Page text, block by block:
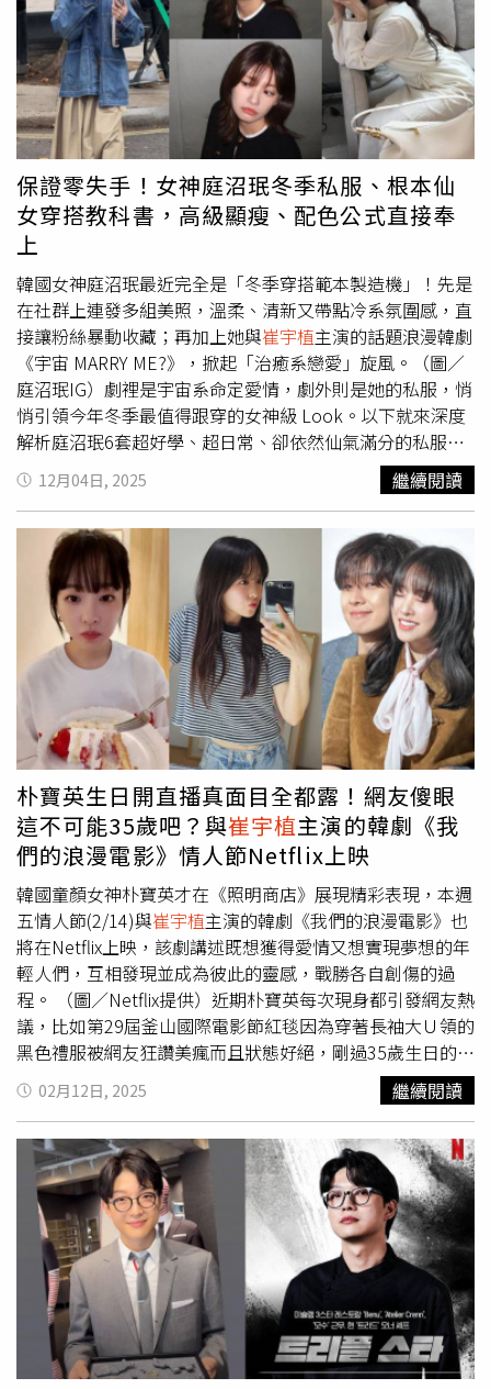
急」，未來五年將是事業發展的關鍵期，累積實力、長線布
局，成果一定會慢慢浮現。推薦：《韓國製造》、《灌籃高
手 THE FIRST SLAM DUNK》。《韓國製造》：在這部由
「叔系男神」玄彬、鄭雨盛領銜主演的犯罪驚悚劇中，玄彬
身為中央情報部的課長，卻深知要站上最高位才能保護自己
與家人，他前期隱忍上司的打壓與不信任，明知有人要陷害
自己仍將計就計，默默累積人脈與資源，找準時機反將一
軍，12月24日鎖定Disney+ 看玄彬究竟如何爬上權力頂峰，
理解放長線釣大魚、有長遠的眼光才能在職場上爬得高的真
諦！《灌籃高手 THE FIRST SLAM DUNK》：橫掃4.5億票
房的超熱血動畫電影相信大家都不陌生！本次將鏡頭對準身
高168公分的控球後衛宮城良田，背負著與過世兄長相同的
夢想「籃球」努力前行，他沒有先天優勢、沒有主角光環，
卻拚盡全力努力，終於在關鍵的山王工業決戰迎來屬於自己
的舞台，看完絕對會給帶你在職場上繼續耕耘、等待時機的
動力。《灌籃高手 THE FIRST SLAM DUNK》以宮城良田為
主角，以自身的優勢還是能迎來屬於自己的高光時刻。（圖
／Disney+提供）卡牌B：關聖帝君——「選擇性耳聾」才是
你的職場生存之道選擇這張牌的人，多半最近心容易被他人
的言語、猜測與情緒影響，因此關聖帝君提醒你「心要清
明，別被雜音帶走」，懂得明辨是非、專注事實，只聽取忠
言，忽略無意義的批評，才能穩健前行。推薦：《暴風
圈》、《揭密最前線》《暴風圈》：學習如何在亂世中識人
也是重要的職場生存之道，諜報韓劇《暴風圈》中主角全智
賢身處政治暴風圈中心，她為了找出丈夫被謀殺的真相、以
及拯救國家的人民，面對不看好與陷害仍堅持參選總統，全
智賢只信任該信任的人、做該做的事，面對他人質疑總是冷
靜應對，從不過度解釋、只用行動證明，看完你會懂「辨別
真假比討好所有人重要」，即使在職場上也可以成為像全智
賢一般的大女主。《揭密最前線》：改編自真實事件的韓國
新聞劇，金憓秀、鄭星一做為新聞節目「Trigger」團隊成
員，他們不惜深入邪教陣營、即使被槍抵著腦袋也毫不退
縮，面對「只是做個節目，有必要這樣嗎?」的輿論，仍明
辨是非、揭發弊案，看完你絕對會被「Trigger」小組勇往直
前的魄力折服，理解「真正的專業不需要向雜音解釋」。
《暴風圈》開釋辨別真假比取悅所有人重要，也能成為全智
賢般的大女主。（圖／Disney+提供）卡牌C：中壇元帥
（三太子）——「拒絕內耗」才能把握機會2026最大的敵人
是自己的拖延症，抽到這張牌的人，可能面臨難做決定、或
太執著於自己的想法的狀態。職場中拖延比錯誤更可怕，若
經常過度猶豫，擔心得罪人或做錯事，反而會讓小問題變
大、錯失好機會，放下成見做出決定，在事業上才會有所突
破。推薦：《狂醫魔徒》、《宇宙MARRY ME?》《狂醫魔
徒》：拿下IMDb 8.1好評的醫療驚悚劇《狂醫魔徒》由朴恩
斌、薛景求飾演相愛相殺的天才師徒，朴恩斌從醫學院學生
時期總是毫不猶豫的爭取機會、到長大後面對挑釁自己的人
原地發瘋，比起解決問題，她直接手起刀落解決「有問題的
人」。朴恩斌從不屈服、清楚知道自己想要什麼，「瘋批演
技」不但掀起追劇狂潮、更讓她奪下全球OTT大獎的最佳女
主角，當你看完朴恩斌的演出，必能理解職場上拒絕內耗、
當機立斷的形象比起優柔寡斷更能生存。《宇宙MARRY
ME?》：口碑收視雙收的愛情喜劇，講述崔宇植、庭沼珉
保證零失手！女神庭沼珉冬季私服、根本仙
女穿搭教科書，高級顯瘦、配色公式直接奉
上
韓國女神庭沼珉最近完全是「冬季穿搭範本製造機」！先是
在社群上連發多組美照，溫柔、清新又帶點冷系氛圍感，直
接讓粉絲暴動收藏；再加上她與崔宇植主演的話題浪漫韓劇
《宇宙 MARRY ME?》，掀起「治癒系戀愛」旋風。（圖／
庭沼珉IG）劇裡是宇宙系命定愛情，劇外則是她的私服，悄
悄引領今年冬季最值得跟穿的女神級 Look。以下就來深度
解析庭沼珉6套超好學、超日常、卻依然仙氣滿分的私服穿
搭，每套都是直接複製穿上的時髦教科書！（圖／庭沼珉
IG）庭沼珉私服穿搭：深藍牛仔外套ｘ駝色百褶裙、清新文
青系甜度這套非常「庭沼珉」的穿搭，自然、乾淨又帶點文
青氣質。深藍牛仔寬鬆外套讓上半身看起來輕鬆自在，搭上
駝色百褶長裙則瞬間拉出氣質流動感。深藍＋駝色是永不失
誤的溫柔配色，特別適合週末出遊或咖啡廳約會，輕鬆把”
好感度”穿上身。（圖／庭沼珉IG）庭沼珉私服穿搭：深咖
皮衣ｘ藍襯衫ｘ駝色裙、韓系簡約大人感這套讓庭沼珉迷人
小爆擊！短版皮衣讓比例大幅拉長，藍色襯衫 增添清新質
感，再以同款駝色百褶裙 收尾，整體是韓妞最愛的乾淨大
人味。這種配法非常適合上班或正式場合，氣質專業卻仍保
有溫柔度。（圖／庭沼珉IG）庭沼珉私服穿搭：灰色毛絨外
套ｘ黑裙，冬季軟萌系穿搭公式庭沼珉的柔和魅力完全在這
套展現。灰色毛絨外套是冬天的氛圍神器，搭上淺藍針織上
衣，清爽又不失溫度。黑色中長裙幫整體穩定視覺重量，讓
整套不會太粉嫩太甜，呈現剛剛好的溫柔混搭。想要看起來
又暖又乖，這套照抄就成功。（圖／庭沼珉IG）庭沼珉私服
穿搭：白洋裝ｘ綁帶針織背心ｘ咖啡球鞋，戀愛劇女主角本
人這套根本是從《宇宙 MARRY ME?》走出來的！庭沼珉以
全白洋裝搭配綁腰帶針織背心，整個人像發光一樣清新乾
淨。重點在咖啡色球鞋，既能中和白色的仙氣，又讓穿搭更
日常、更休閒。（圖／庭沼珉IG）庭沼珉私服穿搭：摩卡慕
斯針織上衣ｘ同色裙，2025最紅配色一次到位
Pantone 2025年度代表色-摩卡慕斯，而庭沼珉直接示範最
溫柔的風格！同色系穿搭永遠比單色更高級，針織上衣＋針
織裙讓線條柔軟又顯瘦，尤其適合冬天拍照，因為這套顯白
效果驚人！如果想看起來氣質、暖、又低調奢華，這組配色
絕對要學起來。（圖／庭沼珉IG）庭沼珉私服穿搭：墨綠色
羽絨大衣，不顯胖的關鍵在「綁帶」庭沼珉這套墨綠色羽絨
大衣，完全示範「羽絨外套怎麼穿不膨脹」！關鍵就是 風
衣領＋腰間綁帶，創造腰線讓視覺直接少5公斤。再加上墨
綠色本身就有高級沉穩感，是冬天非常耐看又抗髒的完美
色。（圖／庭沼珉IG）女神庭沼珉私服穿搭說難不難、說簡
單卻又有巧思～善用大地色、白色、墨綠等高級日常色，透
過外套版型＆腰線創造好比例，再搭配針織、雪紡、毛絨材
12月04日, 2025 繼續閱讀
朴寶英生日開直播真面目全都露！網友傻眼
這不可能35歲吧？與崔宇植主演的韓劇《我
們的浪漫電影》情人節Netflix上映
韓國童顏女神朴寶英才在《照明商店》展現精彩表現，本週
五情人節(2/14)與崔宇植主演的韓劇《我們的浪漫電影》也
將在Netflix上映，該劇講述既想獲得愛情又想實現夢想的年
輕人們，互相發現並成為彼此的靈感，戰勝各自創傷的過
程。 （圖／Netflix提供）近期朴寶英每次現身都引發網友熱
議，比如第29屆釜山國際電影節紅毯因為穿著長袖大Ｕ領的
黑色禮服被網友狂讚美瘋而且狀態好絕，剛過35歲生日的朴
寶英應該要推出一本維持不老童顏教科書吧！（圖／取自
boyoung0212_official IG）帶人總是親切可愛的朴寶英是2
月12日生日，在生日前夕她於Weverse平台開直播與粉絲暢
聊，鏡頭前的朴寶英齊劉海＋白踢恤看起來根本就像是青春
大學生，絲毫不見35歲的疲憊狀態，網友也直誇她漂亮可愛
根本不像是35歲生日比較像是15歲，言談中盡是對偶像的
喜愛，朴寶英也提到自己是很有福氣的人，告訴粉絲最近練
習給自己擁抱，大家都抱一抱自己，告訴自己辛苦了，每天
都要好好活著❤️正能量也被網友讚爆！（圖／取自朴寶英
Weverse直播）而朴寶英也曾分享自己的保養與減肥秘方，
比如為了讓自己管住嘴，她會在手機桌面放自己胖胖的照
片，當你每次想要吃零食、吃宵夜的時候就會把手機打開，
02月12日, 2025 繼續閱讀